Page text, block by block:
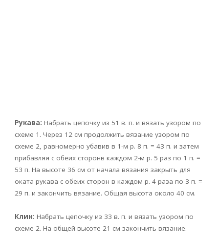
Рукава: Набрать цепочку из 51 в. п. и вязать узором по
схеме 1. Через 12 см продолжить вязание узором по
схеме 2, равномерно убавив в 1-м р. 8 п. = 43 п. и затем
прибавляя с обеих сторонв каждом 2-м р. 5 раз по 1 п. =
53 п. На высоте 36 см от начала вязания закрыть для
оката рукава с обеих сторон в каждом р. 4 раза по 3 п. =
29 п. и закончить вязание. Общая высота около 40 см.
Клин: Набрать цепочку из 33 в. п. и вязать узором по
схеме 2. На общей высоте 21 см закончить вязание.